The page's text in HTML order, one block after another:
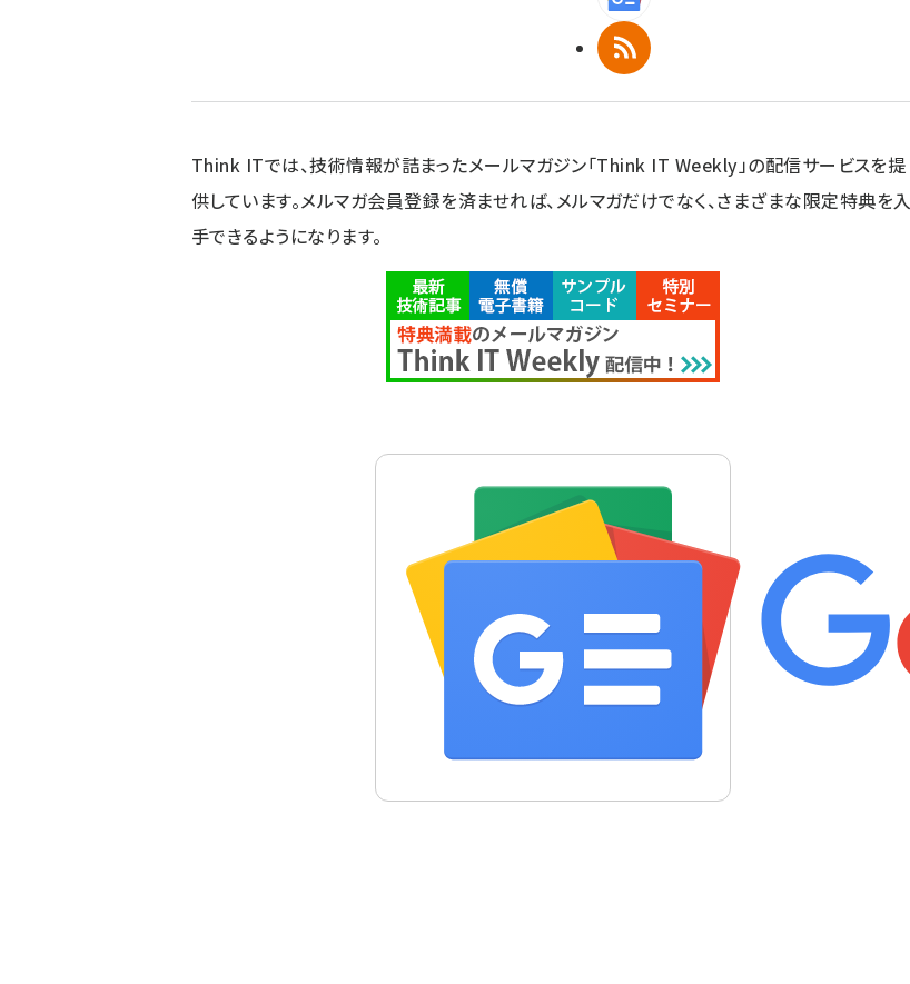
RSS
Think ITでは、技術情報が詰まったメールマガジン「Think IT Weekly」の配信サービスを提
供しています。メルマガ会員登録を済ませれば、メルマガだけでなく、さまざまな限定特典を入
手できるようになります。